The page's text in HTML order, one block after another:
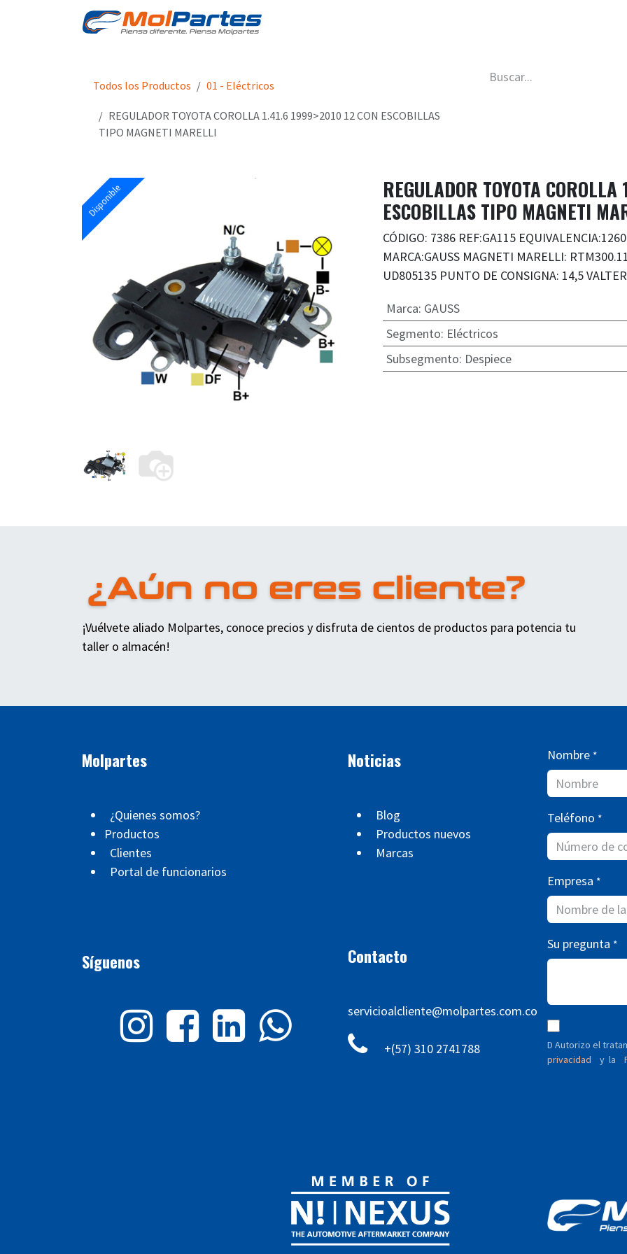
Todos los Productos 01 - Eléctricos
REGULADOR TOYOTA COROLLA 1.41.6 1999>2010 12 CON ESCOBILLAS
TIPO MAGNETI MARELLI
Disponible
Disponible
REGULADOR TOYOTA
ESCOBILLAS TIPO MAGNETI
CÓDIGO: 7386 REF:GA115
MARCA:GAUSS MAGNETI MARELLI:
UD805135 PUNTO DE CONSIGNA: 14,5
Marca: GAUSS
Segmento: Eléctricos
Subsegmento: Despiece
¡Vuélvete aliado Molpartes, conoce precios y disfruta de cientos de productos para potencia tu
taller o almacén!
Molpartes
¿Quienes somos?
Productos
Clientes
Portal de funcionarios
Síguenos
Noticias
Blog
Productos nuevos
Marcas
Contacto
servicioalcliente@molpartes.com.co
+(57) 310 2741788
Nombre *
Teléfono *
Empresa *
Su pregunta *
D Autorizo ​​el
privacidad
y la